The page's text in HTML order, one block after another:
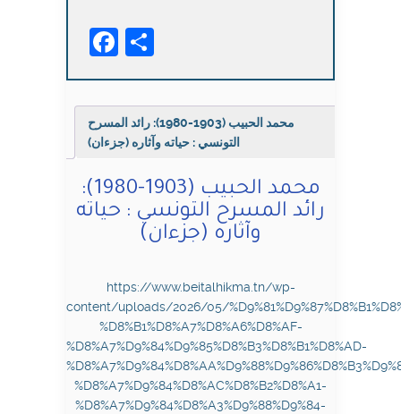
رائد
حياته
Facebook
محمد الحبيب (1903-1980): رائد المسرح
التونسي : حياته وآثاره (جزءان)
محمد الحبيب (1903-1980):
رائد المسرح التونسي : حياته
وآثاره (جزءان)
https://www.beitalhikma.tn/wp-
content/uploads/2026/05/
%D8%B1%D8%A7%D8%A6%D8%AF-
%D8%A7%D9%84%D9%85%D8%B3%D8%B1%D8%AD-
%D8%A7%D9%84%D8%AC%D8%B2%D8%A1-
%D8%A7%D9%84%D8%A3%D9%88%D9%84-